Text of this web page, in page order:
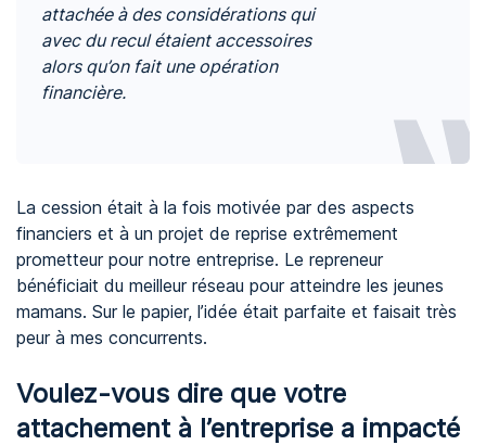
attachée à des considérations qui
avec du recul étaient accessoires
alors qu’on fait une opération
financière.
La cession était à la fois motivée par des aspects
financiers et à un projet de reprise extrêmement
prometteur pour notre entreprise. Le repreneur
bénéficiait du meilleur réseau pour atteindre les jeunes
mamans. Sur le papier, l’idée était parfaite et faisait très
peur à mes concurrents.
Voulez-vous dire que votre
attachement à l’entreprise a impacté